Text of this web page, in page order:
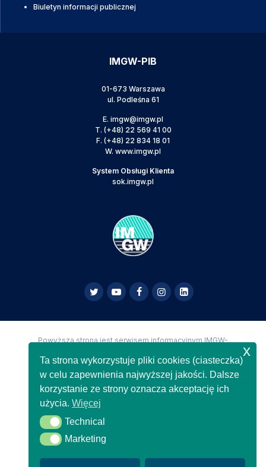
Biuletyn informacji publicznej
IMGW-PIB
01-673 Warszawa
ul. Podleśna 61
E. imgw@imgw.pl
T. (+48) 22 569 41 00
F. (+48) 22 834 18 01
W. www.imgw.pl
System Obsługi Klienta
sok.imgw.pl
Powyższa strona jest serwisem informacyjnym IMGW-
Copyright IMGW-PIB Wszelkie prawa zastrzeżone
Ta strona wykorzystuje pliki cookies (ciasteczka)
w celu zapewnienia najwyższej jakości. Dalsze
korzystanie ze strony oznacza akceptację ich
użycia.Więcej
Technical
Technical
Marketing
Marketing
x